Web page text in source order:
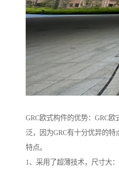
GRC欧式构件的优势：GRC
泛，因为GRC有十分优异的特
特点。
1、采用了超薄技术，尺寸大